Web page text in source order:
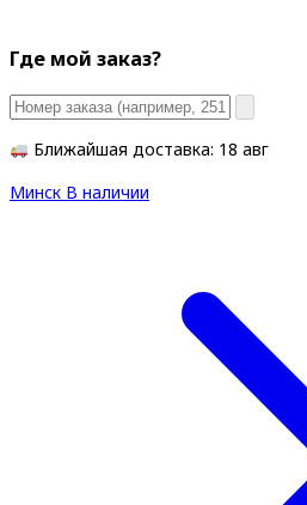
Где мой заказ?
Ближайшая доставка: 18 авг
Минск В наличии